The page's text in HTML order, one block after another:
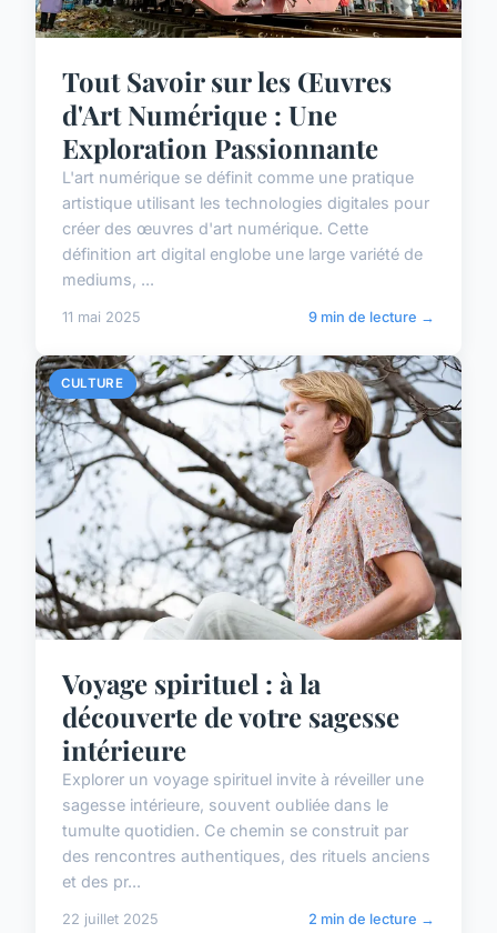
Tout Savoir sur les Œuvres
d'Art Numérique : Une
Exploration Passionnante
L'art numérique se définit comme une pratique
artistique utilisant les technologies digitales pour
créer des œuvres d'art numérique. Cette
définition art digital englobe une large variété de
mediums, ...
11 mai 2025 9 min de lecture →
CULTURE
Voyage spirituel : à la
découverte de votre sagesse
intérieure
Explorer un voyage spirituel invite à réveiller une
sagesse intérieure, souvent oubliée dans le
tumulte quotidien. Ce chemin se construit par
des rencontres authentiques, des rituels anciens
et des pr...
22 juillet 2025 2 min de lecture →